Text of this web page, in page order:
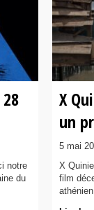
notre
du
X
un
5 mai
X
film